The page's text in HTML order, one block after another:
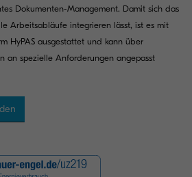
Dokumenten-Management. Damit sich das
Arbeitsabläufe integrieren lässt, ist es mit
HyPAS ausgestattet und kann über
an spezielle Anforderungen angepasst